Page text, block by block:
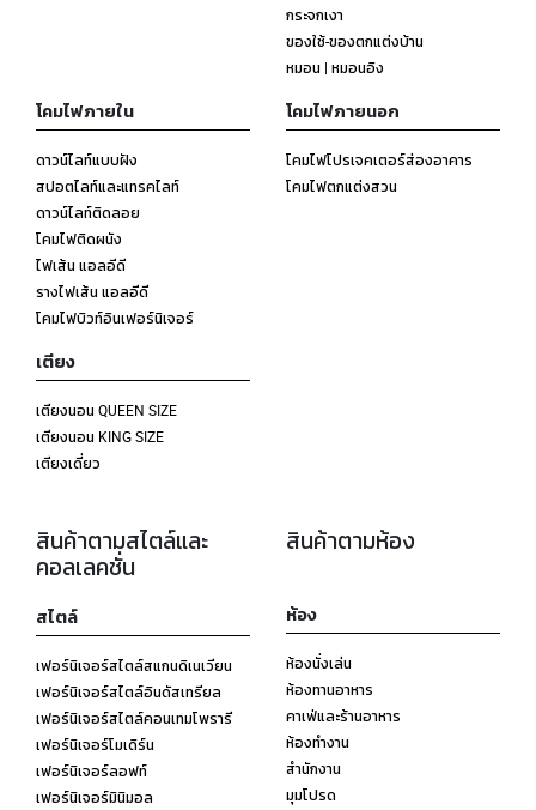
กระจกเงา
ของใช้-ของตกแต่งบ้าน
หมอน | หมอนอิง
โคมไฟภายใน
ดาวน์ไลท์แบบฝัง
สปอตไลท์และแทรคไลท์
ดาวน์ไลท์ติดลอย
โคมไฟติดผนัง
ไฟเส้น แอลอีดี
รางไฟเส้น แอลอีดี
โคมไฟบิวท์อินเฟอร์นิเจอร์
โคมไฟภายนอก
โคมไฟโปรเจคเตอร์ส่องอาคาร
โคมไฟตกแต่งสวน
เตียง
เตียงนอน QUEEN SIZE
เตียงนอน KING SIZE
เตียงเดี่ยว
สินค้าตามสไตล์และ
คอลเลคชั่น
สไตล์
เฟอร์นิเจอร์สไตล์สแกนดิเนเวียน
เฟอร์นิเจอร์สไตล์อินดัสเทรียล
เฟอร์นิเจอร์สไตล์คอนเทมโพรารี
เฟอร์นิเจอร์โมเดิร์น
เฟอร์นิเจอร์ลอฟท์
เฟอร์นิเจอร์มินิมอล
สินค้าตามห้อง
ห้อง
ห้องนั่งเล่น
ห้องทานอาหาร
คาเฟ่และร้านอาหาร
ห้องทำงาน
สำนักงาน
มุมโปรด